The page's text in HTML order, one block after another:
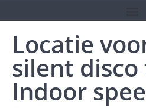
Locatie
silent
Indoor